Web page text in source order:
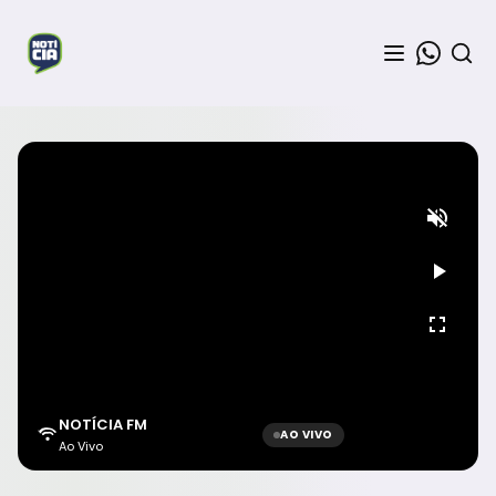
NOTÍCIA FM
Ao Vivo
AO VIVO